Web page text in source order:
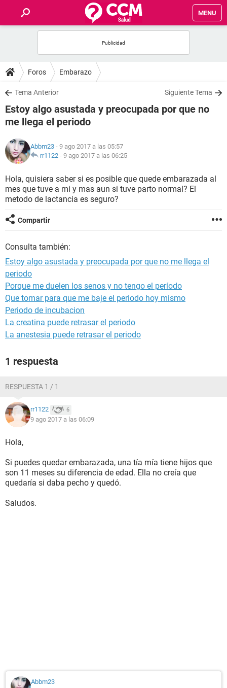
MENU
FOROS
SALUD
FAMILIA
NUTRICIÓN
SEXUALIDAD
GLOSARIO
Foros Embarazo
Tema Anterior Siguiente Tema
Estoy algo asustada y preocupada por que no
me llega el periodo
Abbm23 - 9 ago 2017 a las 05:57
rr1122 - 9 ago 2017 a las 06:25
Hola, quisiera saber si es posible que quede embarazada al
mes que tuve a mi y mas aun si tuve parto normal? El
metodo de lactancia es seguro?
Compartir
Consulta también:
Estoy algo asustada y preocupada por que no me llega el
periodo
Porque me duelen los senos y no tengo el período
Que tomar para que me baje el periodo hoy mismo
Periodo de incubacion
La creatina puede retrasar el periodo
La anestesia puede retrasar el periodo
1 respuesta
RESPUESTA 1 / 1
rr1122 6
9 ago 2017 a las 06:09
Hola,
Si puedes quedar embarazada, una tía mía tiene hijos que
son 11 meses su diferencia de edad. Ella no creía que
quedaría si daba pecho y quedó.
Saludos.
Abbm23